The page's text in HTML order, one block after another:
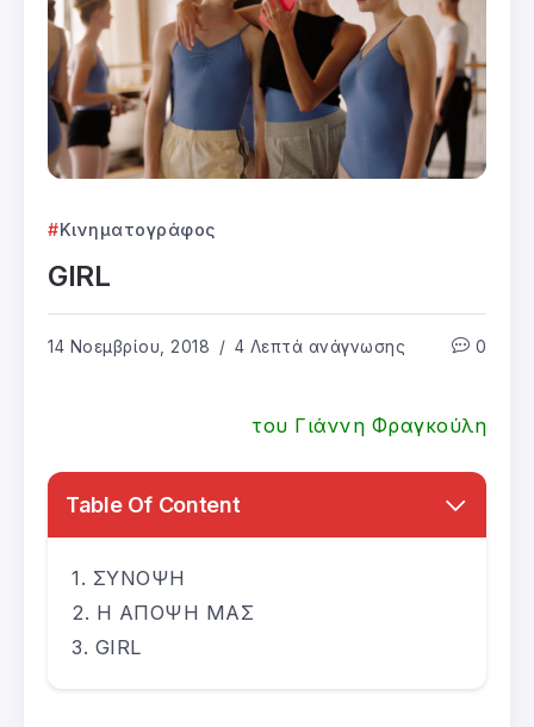
Κινηματογράφος
GIRL
14 Νοεμβρίου, 2018 4 Λεπτά ανάγνωσης 0
του Γιάννη Φραγκούλη
Table Of Content
ΣΥΝΟΨΗ
Η ΑΠΟΨΗ ΜΑΣ
GIRL